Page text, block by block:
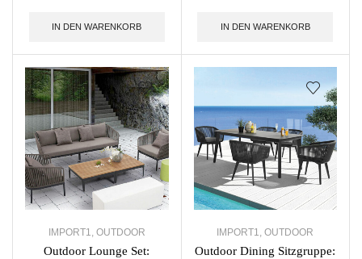
IN DEN WARENKORB IN DEN WARENKORB
IMPORT1, OUTDOOR
Outdoor Lounge Set:
IMPORT1,OUTDOOR
Outdoor Dining Sitzgruppe: